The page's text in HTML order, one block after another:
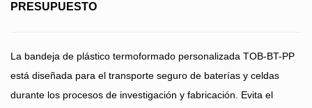
PRESUPUESTO
La bandeja de plástico termoformado personalizada TOB-BT-PP
está diseñada para el transporte seguro de baterías y celdas
durante los procesos de investigación y fabricación. Evita el